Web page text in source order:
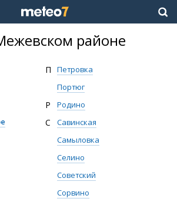
районе
П
Петровка
Портюг
Р Родино
С
Савинская
Самыловка
Селино
Советский
Сорвино